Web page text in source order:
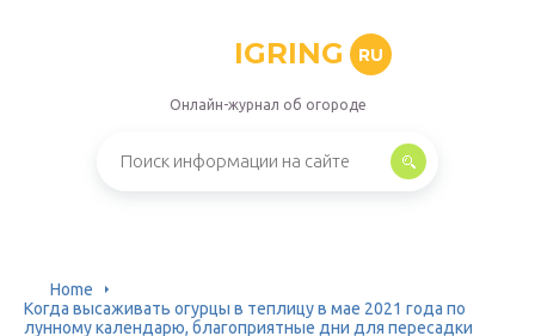
IGRING RU
Онлайн-журнал об огороде
Home
Когда высаживать огурцы в теплицу в мае 2021 года по
лунному календарю, благоприятные дни для пересадки